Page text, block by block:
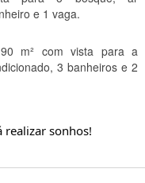
e 1 vaga.
m² com vista para a
3 banheiros e 2
realizar sonhos!